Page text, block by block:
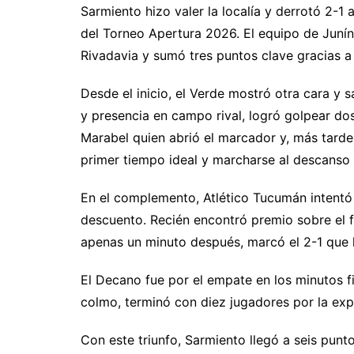
p
y
Li
n
k
ai
l
at
s
A
p
p
e
gr
a
m
c
e
b
o
o
k
s
s
e
n
g
er
m
p
ar
Sarmiento hizo valer la localía y derrotó 2-1
del Torneo Apertura 2026. El equipo de
Rivadavia y sumó tres puntos clave gracias
Desde el inicio, el Verde mostró otra cara y
y presencia en campo rival, logró golpear
Marabel quien abrió el marcador y, más
primer tiempo ideal y marcharse al
En el complemento, Atlético Tucumán
descuento. Recién encontró premio sobre
apenas un minuto después, marcó el 2-1
El Decano fue por el empate en los minutos
colmo, terminó con diez jugadores por la
Con este triunfo, Sarmiento llegó a seis